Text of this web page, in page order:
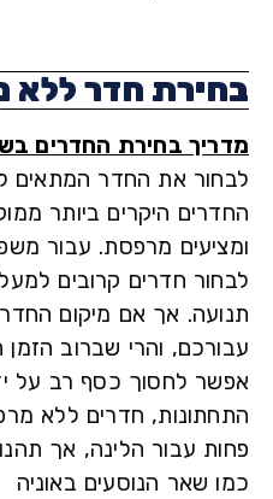
חדר ללא
בחירת החדרים בשייט
את החדר המתאים
היקרים ביותר ממוקמים
מרפסת. עבור משפחות
חדרים קרובים למעליות
אך אם מיקום החדר ונוף
והרי שברוב הזמן תשהו
לחסוך כסף רב על ידי
חדרים ללא מרפסת
עבור הלינה, אך תהנו מאותן
שאר הנוסעים באוניה